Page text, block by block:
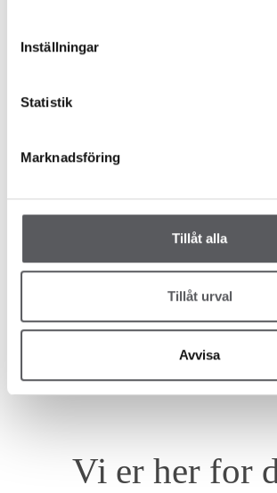
Inställningar
Statistik
Marknadsföring
Tillåt alla
Tillåt urval
Avvisa
377.6 m²
219m²
Vi er her for